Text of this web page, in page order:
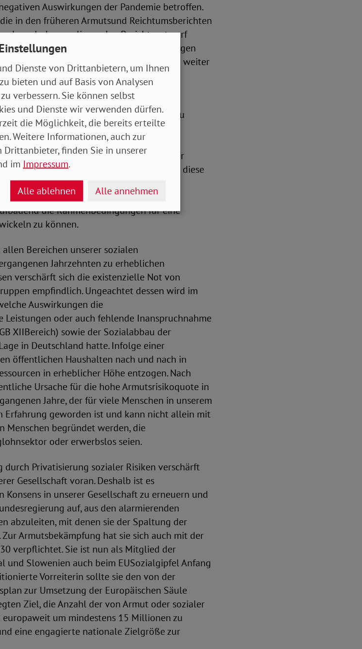
Auswirkungen der Pandemie betroffen.
in den früheren Armutsund Reichtumsberichten
nach dem vorliegenden Berichtsentwurf
die Sorge in der Gesellschaft zu, so zeigen
(insbesondere während der Pandemie) weiter
Reichtumsbericht vorgestellten
und soziale Nachhaltigkeit hin zu
Maß auch für die die jüngst getroffenen
der CoronaPandemie. Der SoVD ist
Maßnahmen entgegen der Annahme der
soziale Verwerfungen zu verhindern – diese
verschärft. Hierfür müssen alle zentralen
der Bundesregierung auch im Bericht
die Rahmenbedingungen für eine
zu können.
Bereichen unserer sozialen
Jahrzehnten zu erheblichen
verschärft sich die existenzielle Not von
empfindlich. Ungeachtet dessen wird im
Auswirkungen die
Leistungen oder auch fehlende Inanspruchnahme
XIIBereich) sowie der Sozialabbau der
in Deutschland hatte. Infolge einer
öffentlichen Haushalten nach und nach in
in erheblicher Höhe entzogen. Nach
Ursache für die hohe Armutsrisikoquote in
Jahre, der für viele Menschen in unserem
Erfahrung geworden ist und kann nicht allein mit
Menschen begründet werden, die
oder erwerbslos seien.
durch Privatisierung sozialer Risiken verschärft
Gesellschaft voran. Deshalb ist es
in unserer Gesellschaft zu erneuern und
auf, aus den alarmierenden
abzuleiten, mit denen sie der Spaltung der
Armutsbekämpfung hat sie sich auch mit der
verpflichtet. Sie ist nun als Mitglied der
und Slowenien auch beim EUSozialgipfel Anfang
Vorreiterin sollte sie den von der
zur Umsetzung der Europäischen Säule
Ziel, die Anzahl der von Armut oder sozialer
um mindestens 15 Millionen zu
eine engagierte nationale Zielgröße zur
Dienste von Drittanbietern, um Ihnen
bieten und auf Basis von Analysen
verbessern. Sie können selbst
und Dienste wir verwenden dürfen.
die Möglichkeit, die bereits erteilte
Weitere Informationen, auch zur
finden Sie in unserer
im Impressum.
Alle ablehnen Alle annehmen